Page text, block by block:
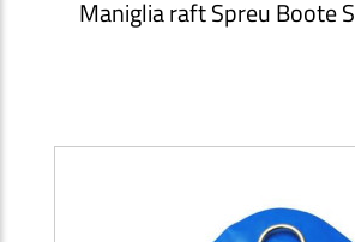
Maniglia raft Spreu Boote